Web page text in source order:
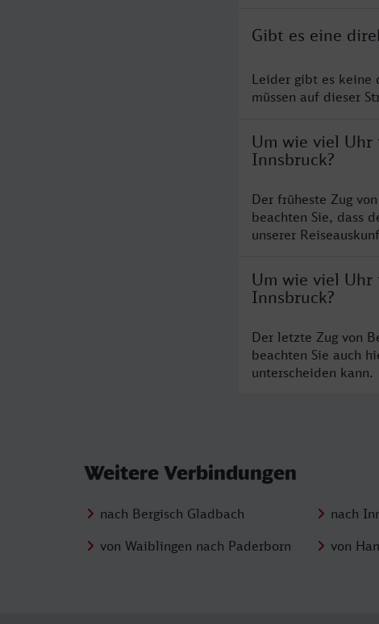
Gibt es eine
Leider gibt es keine
müssen auf dieser
Um wie viel Uhr
Innsbruck?
Der früheste Zug
beachten Sie, dass
unserer
Um wie viel Uhr
Innsbruck?
Der letzte Zug von
beachten Sie auch
unterscheiden kann.
Weitere Verbindungen
nach Bergisch Gladbach nach
von Waiblingen nach Paderborn
von